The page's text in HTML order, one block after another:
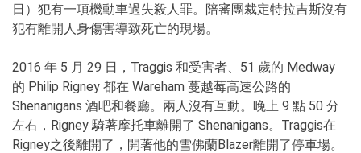
日）犯有一項機動車過失殺人罪。陪審團裁定特拉吉斯沒有
犯有離開人身傷害導致死亡的現場。
2016 年 5 月 29 日，Traggis 和受害者、51 歲的 Medway
的 Philip Rigney 都在 Wareham 蔓越莓高速公路的
Shenanigans 酒吧和餐廳。兩人沒有互動。晚上 9 點 50 分
左右，Rigney 騎著摩托車離開了 Shenanigans。Traggis在
Rigney之後離開了，開著他的雪佛蘭Blazer離開了停車場。